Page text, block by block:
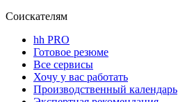
Соискателям
hh PRO
Готовое резюме
Все сервисы
Хочу у вас работать
Производственный календарь